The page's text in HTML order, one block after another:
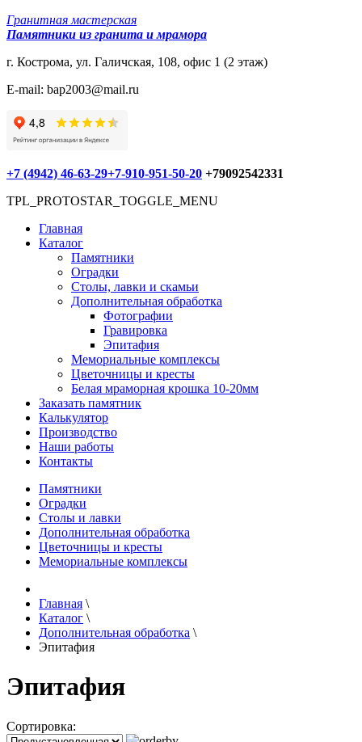
Гранитная мастерская
Памятники из гранита и мрамора
г. Кострома, ул. Галичская, 108, офис 1 (2 этаж)
E-mail: bap2003@mail.ru
+7 (4942) 46-63-29+7-910-951-50-20 +79092542331
TPL_PROTOSTAR_TOGGLE_MENU
Главная
Каталог
Памятники
Оградки
Столы, лавки и скамьи
Дополнительная обработка
Фотографии
Гравировка
Эпитафия
Мемориальные комплексы
Цветочницы и кресты
Белая мраморная крошка 10-20мм
Заказать памятник
Калькулятор
Производство
Наши работы
Контакты
Памятники
Оградки
Столы и лавки
Дополнительная обработка
Цветочницы и кресты
Мемориальные комплексы
Главная \
Каталог \
Дополнительная обработка \
Эпитафия
Эпитафия
Сортировка: